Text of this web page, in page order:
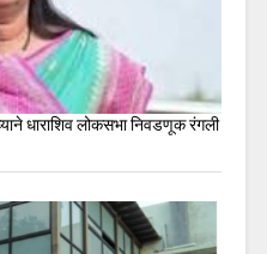
धाराशिव लोकसभा निवडणूक रंगली